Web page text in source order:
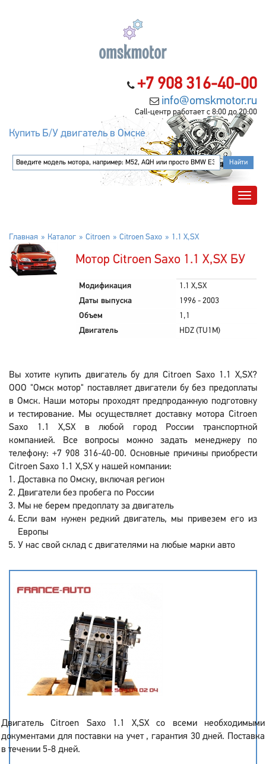
+7 908 316-40-00
info@omskmotor.ru
Call-центр работает с 8:00 до 20:00
Купить Б/У двигатель в Омске
Главная Каталог Citroen Citroen Saxo 1.1 X,SX
Мотор Citroen Saxo 1.1 X,SX БУ
Модификация
1.1 X,SX
Даты выпуска
1996 - 2003
Объем
1,1
Двигатель
HDZ (TU1M)
Вы хотите купить двигатель бу для Citroen Saxo 1.1 X,SX?
ООО "Омск мотор" поставляет двигатели бу без предоплаты
в Омск. Наши моторы проходят предпродажную подготовку
и тестирование. Мы осуществляет доставку мотора Citroen
Saxo 1.1 X,SX в любой город России транспортной
компанией. Все вопросы можно задать менеджеру по
телефону: +7 908 316-40-00. Основные причины приобрести
Citroen Saxo 1.1 X,SX у нашей компании:
Доставка по Омску, включая регион
Двигатели без пробега по России
Мы не берем предоплату за двигатель
Если вам нужен редкий двигатель, мы привезем его из
Европы
У нас свой склад с двигателями на любые марки авто
Двигатель Citroen Saxo 1.1 X,SX со всеми необходимыми
документами для поставки на учет , гарантия 30 дней. Поставка
в течении 5-8 дней.